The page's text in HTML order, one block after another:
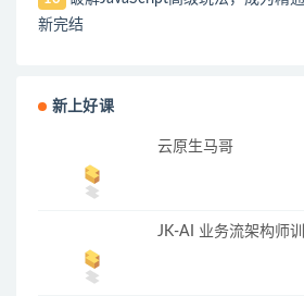
新完结
新上好课
云原生马哥
JK-AI 业务流架构师